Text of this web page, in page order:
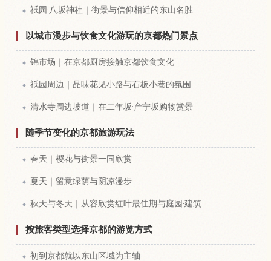
祇园·八坂神社｜街景与信仰相近的东山名胜
以城市漫步与饮食文化游玩的京都热门景点
锦市场｜在京都厨房接触京都饮食文化
祇园周边｜品味花见小路与石板小巷的氛围
清水寺周边坡道｜在二年坂·产宁坂购物赏景
随季节变化的京都旅游玩法
春天｜樱花与街景一同欣赏
夏天｜留意绿荫与阴凉漫步
秋天与冬天｜从容欣赏红叶最佳期与庭园·建筑
按旅客类型选择京都的游览方式
初到京都就以东山区域为主轴